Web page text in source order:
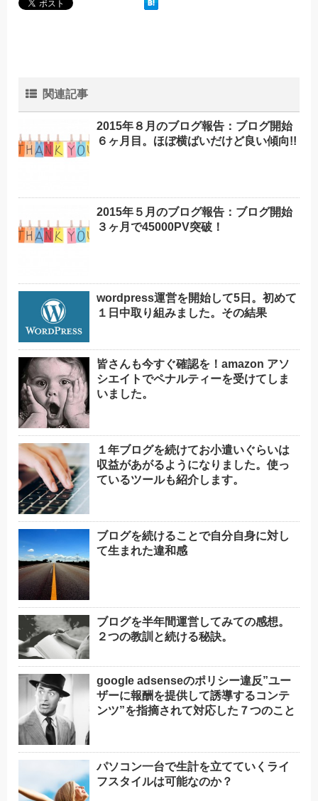
関連記事
2015年８月のブログ報告：ブログ開始
６ヶ月目。ほぼ横ばいだけど良い傾向!!
2015年５月のブログ報告：ブログ開始
３ヶ月で45000PV突破！
wordpress運営を開始して5日。初めて
１日中取り組みました。その結果
皆さんも今すぐ確認を！amazon アソ
シエイトでペナルティーを受けてしま
いました。
１年ブログを続けてお小遣いぐらいは
収益があがるようになりました。使っ
ているツールも紹介します。
ブログを続けることで自分自身に対し
て生まれた違和感
ブログを半年間運営してみての感想。
２つの教訓と続ける秘訣。
google adsenseのポリシー違反”ユー
ザーに報酬を提供して誘導するコンテ
ンツ”を指摘されて対応した７つのこと
パソコン一台で生計を立てていくライ
フスタイルは可能なのか？